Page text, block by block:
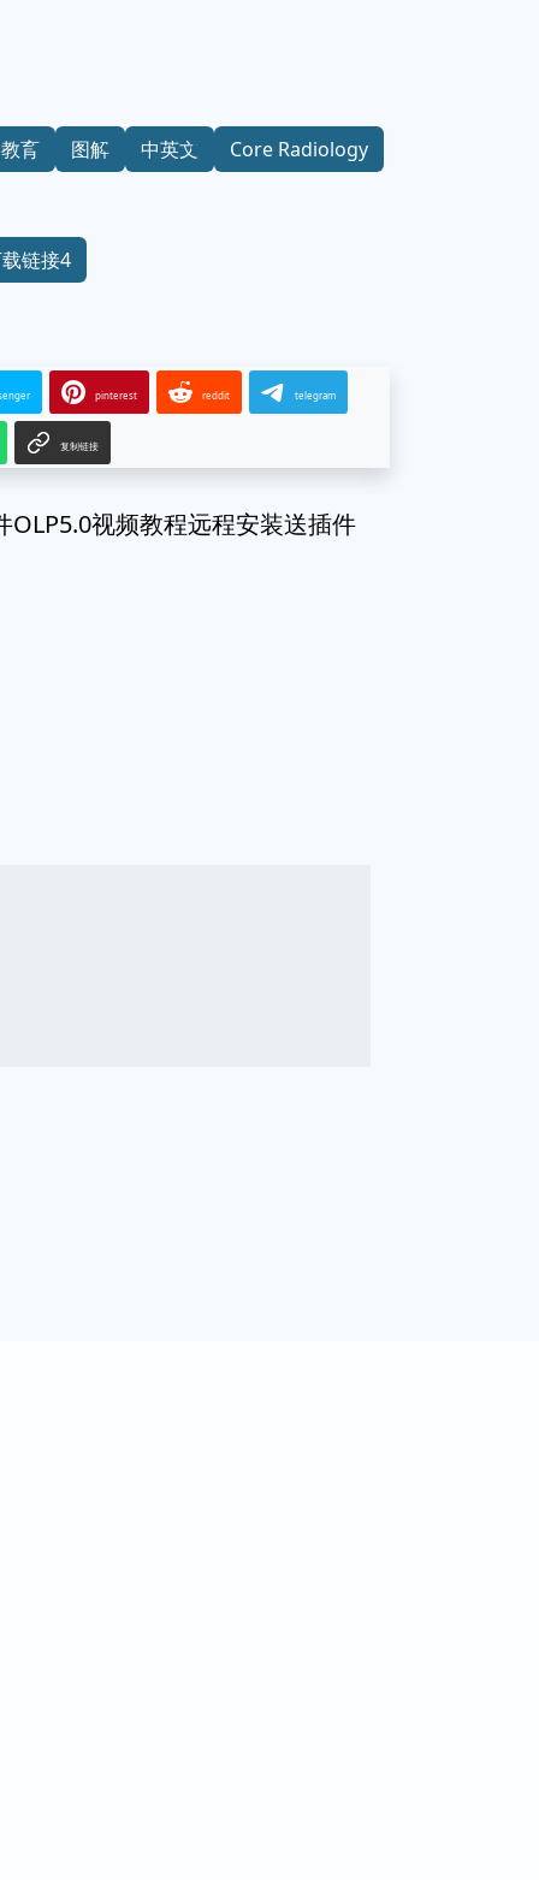
育 图解 中英文 Core Radiology
链接4
pinterest reddit telegram
复制链接
视频教程远程安装送插件